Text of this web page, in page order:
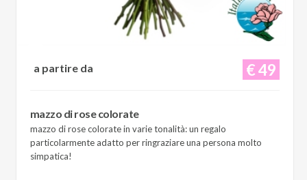
€ 49
a partire da
mazzo di rose colorate
mazzo di rose colorate in varie tonalità: un regalo
particolarmente adatto per ringraziare una persona molto
simpatica!